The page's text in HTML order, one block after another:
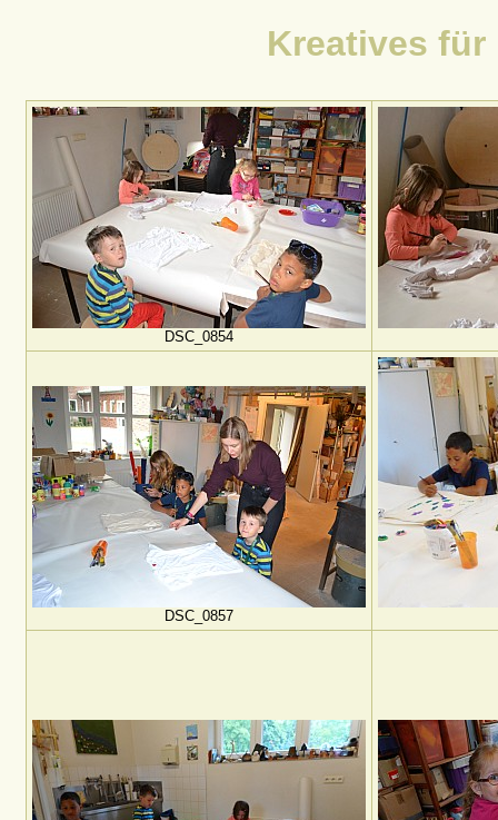
Kreatives für
DSC_0854
DSC_0857